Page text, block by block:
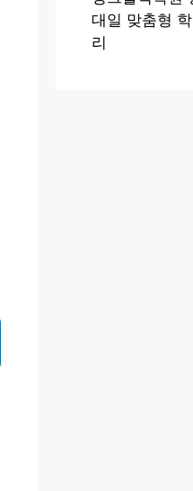
대일 맞춤형
리